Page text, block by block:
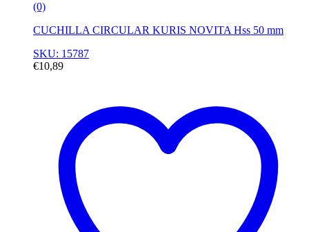
(0)
CUCHILLA CIRCULAR KURIS NOVITA Hss 50 mm
SKU: 15787
€10,89